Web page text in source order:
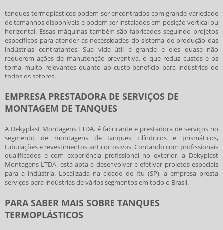
tanques termoplásticospodem ser encontrados com grande variedade
de tamanhos disponíveis e podem ser instalados em posição vertical ou
horizontal. Essas máquinas também são fabricados seguindo projetos
específicos para atender as necessidades do sistema de produção das
indústrias contratantes. Sua vida útil é grande e eles quase não
requerem ações de manutenção preventiva, o que reduz custos e os
torna muito relevantes quanto ao custo-benefício para indústrias de
todos os setores.
EMPRESA PRESTADORA DE SERVIÇOS DE
MONTAGEM DE TANQUES
A Dekyplast Montagens LTDA. é fabricante e prestadora de serviços no
segmento de montagens de tanques cilíndricos e prismáticos,
tubulações e revestimentos anticorrosivos. Contando com profissionais
qualificados e com experiência profissional no exterior, a Dekyplast
Montagens LTDA. está apta a desenvolver e efetivar projetos especiais
para a indústria. Localizada na cidade de Itu (SP), a empresa presta
serviços para indústrias de vários segmentos em todo o Brasil.
PARA SABER MAIS SOBRE TANQUES
TERMOPLÁSTICOS